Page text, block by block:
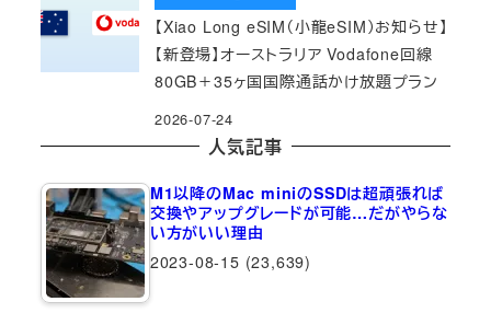
【Xiao Long eSIM（小龍eSIM）お知らせ】
【新登場】オーストラリア Vodafone回線
80GB＋35ヶ国国際通話かけ放題プラン
2026-07-24
人気記事
M1以降のMac miniのSSDは超頑張れば
交換やアップグレードが可能…だがやらな
い方がいい理由
2023-08-15 (23,639)